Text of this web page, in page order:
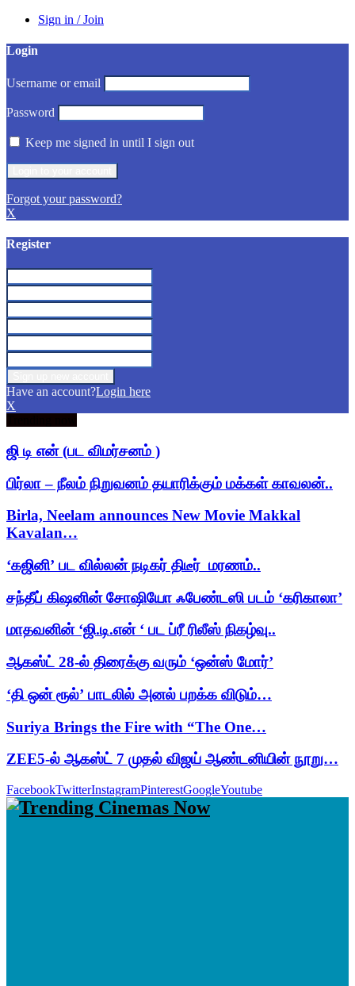
Sign in / Join
Login
Username or email
Password
Keep me signed in until I sign out
Forgot your password?
X
Register
Have an account?Login here
X
ஜி டி என் (பட விமர்சனம் )
பிர்லா – நீலம் நிறுவனம் தயாரிக்கும் மக்கள் காவலன்..
Birla, Neelam announces New Movie Makkal
Kavalan…
‘கஜினி’ பட வில்லன் நடிகர் திடீர் மரணம்..
சந்தீப் கிஷனின் சோஷியோ ஃபேண்டஸி படம் ‘கரிகாலா’
மாதவனின் ‘ஜி.டி.என் ‘ பட ப்ரீ ரிலீஸ் நிகழ்வு..
ஆகஸ்ட் 28-ல் திரைக்கு வரும் ‘ஒன்ஸ் மோர்’
‘தி ஒன் ரூல்’ பாடலில் அனல் பறக்க விடும்…
Suriya Brings the Fire with “The One…
ZEE5-ல் ஆகஸ்ட் 7 முதல் விஜய் ஆண்டனியின் நூறு…
FacebookTwitterInstagramPinterestGoogleYoutube